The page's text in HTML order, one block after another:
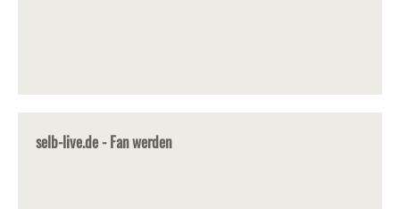
selb-live.de - Fan werden